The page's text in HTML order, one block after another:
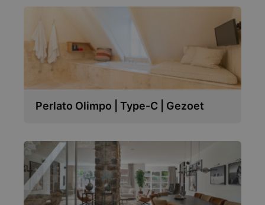
Perlato Olimpo | Type-C | Gezoet